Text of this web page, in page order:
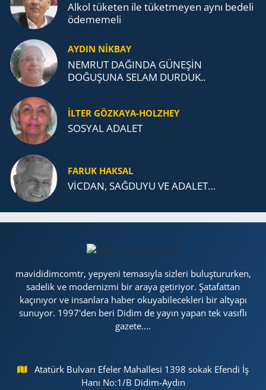
Alkol tü­ke­ten ile tü­ket­me­yen aynı be­de­li
öde­me­me­li
AYDIN NİKBAY
NEMRUT DAĞINDA GÜNEŞİN
DOĞUŞUNA SELAM DURDUK..
İLTER GÖZKAYA-HOLZHEY
SOSYAL ADALET
FARUK HAKSAL
VİCDAN, SAĞ­DU­YU VE ADA­LET…
mavididimcomtr, yepyeni temasıyla sizleri buluştururken,
sadelik ve modernizmi bir araya getiriyor. Şatafattan
kaçınıyor ve insanlara haber okuyabilecekleri bir altyapı
sunuyor. 1997'den beri Didim de yayın yapan tek vasıflı
gazete....
Atatürk Bulvarı Efeler Mahallesi 1398 sokak Efendi İş
Hanı No:1/B Didim-Aydın